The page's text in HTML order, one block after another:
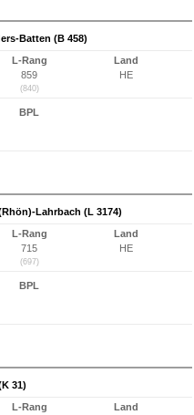
Batten (B 458)
L-Rang
859
(840)
Land
HE
BPL
Lahrbach (L 3174)
L-Rang
715
(697)
Land
HE
BPL
31)
L-Rang
Land